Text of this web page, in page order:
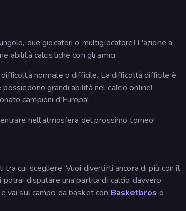
due giocatori o multigiocatore! L'azione a
abilità calcistiche con gli amici.
normale o difficile. La difficoltà difficile è
grandi abilità nel calcio online!
campioni d'Europa!
nell'atmosfera del prossimo torneo!
cui scegliere. Vuoi divertirti ancora di più con il
potrai disputare una partita di calcio davvero
vai sul campo da basket con Basketbros o